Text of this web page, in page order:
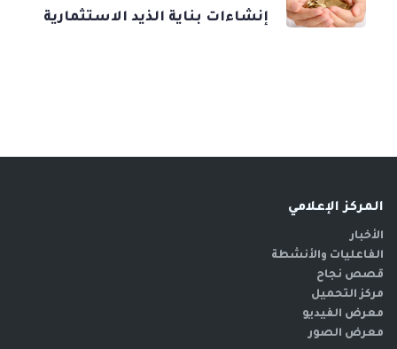
إنشاءات بناية الذيد الاستثمارية
المركز الإعلامي
الأخبار
الفاعليات والأنشطة
قصص نجاح
مركز التحميل
معرض الفيديو
معرض الصور